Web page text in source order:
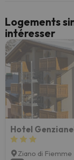
Logements
intéresser
Hotel
Ziano di Fiemme